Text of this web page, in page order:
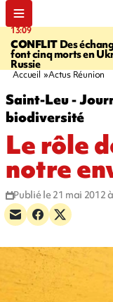
13:09
CONFLIT Des
font cinq morts en
Russie
Accueil Actus Réunion
Saint-Leu -
biodiversité
Le rôle
notre
Publié le 21 mai 2012